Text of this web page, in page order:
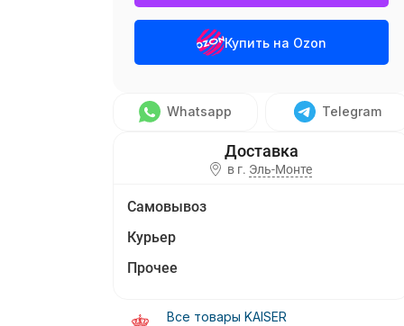
Купить на Ozon
Whatsapp Telegram
в г. Эль-Монте
Самовывоз
Курьер
Прочее
Все товары KAISER